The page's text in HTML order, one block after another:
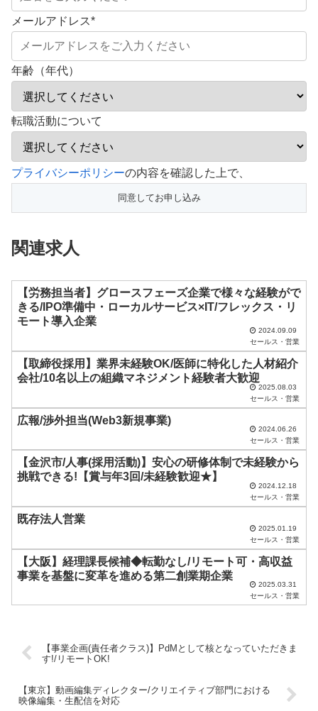
メールアドレス*
年齢（年代）
転職活動について
こ
フ
ー
は
の
ま
に
て
く
さ
。
プライバシーポリシーの内容を確認した上で、
関連求人
【労務担当者】グロースフェーズ企業で様々な経験がで
きる/IPO準備中・ローカルサービス×IT/フレックス・リ
モート導入企業
2024.09.09
セールス・営業
【取締役採用】業界未経験OK/医師に特化した人材紹介
会社/10名以上の組織マネジメント経験者大歓迎
2025.08.03
セールス・営業
広報/渉外担当(Web3新規事業)
2024.06.26
セールス・営業
【金沢市/人事(採用活動)】安心の研修体制で未経験から
挑戦できる!【賞与年3回/未経験歓迎★】
2024.12.18
セールス・営業
既存法人営業
2025.01.19
セールス・営業
【大阪】経理課長候補◆転勤なし/リモート可・高収益
事業を基盤に変革を進める第二創業期企業
2025.03.31
セールス・営業
【事業企画(責任者クラス)】PdMとして核となっていただきま
す!/リモートOK!
【東京】動画編集ディレクター/クリエイティブ部門における
映像編集・生配信を対応